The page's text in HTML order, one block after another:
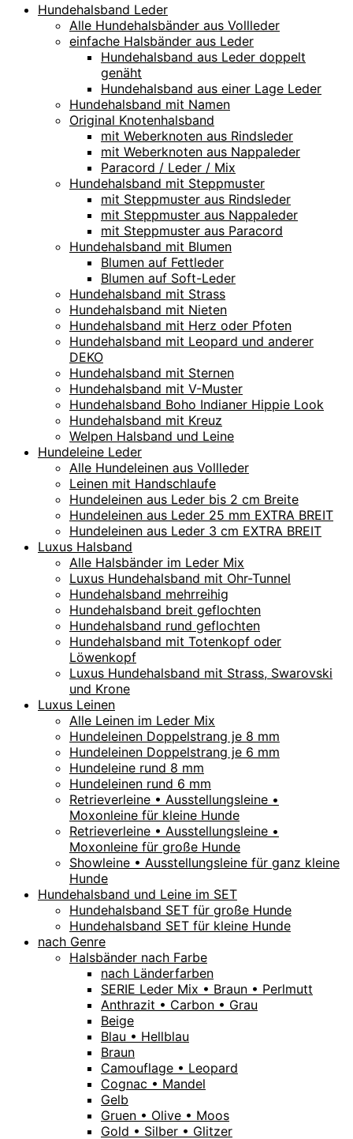
Hundehalsband Leder
Alle Hundehalsbänder aus Vollleder
einfache Halsbänder aus Leder
Hundehalsband aus Leder doppelt
genäht
Hundehalsband aus einer Lage Leder
Hundehalsband mit Namen
Original Knotenhalsband
mit Weberknoten aus Rindsleder
mit Weberknoten aus Nappaleder
Paracord / Leder / Mix
Hundehalsband mit Steppmuster
mit Steppmuster aus Rindsleder
mit Steppmuster aus Nappaleder
mit Steppmuster aus Paracord
Hundehalsband mit Blumen
Blumen auf Fettleder
Blumen auf Soft-Leder
Hundehalsband mit Strass
Hundehalsband mit Nieten
Hundehalsband mit Herz oder Pfoten
Hundehalsband mit Leopard und anderer
DEKO
Hundehalsband mit Sternen
Hundehalsband mit V-Muster
Hundehalsband Boho Indianer Hippie Look
Hundehalsband mit Kreuz
Welpen Halsband und Leine
Hundeleine Leder
Alle Hundeleinen aus Vollleder
Leinen mit Handschlaufe
Hundeleinen aus Leder bis 2 cm Breite
Hundeleinen aus Leder 25 mm EXTRA BREIT
Hundeleinen aus Leder 3 cm EXTRA BREIT
Luxus Halsband
Alle Halsbänder im Leder Mix
Luxus Hundehalsband mit Ohr-Tunnel
Hundehalsband mehrreihig
Hundehalsband breit geflochten
Hundehalsband rund geflochten
Hundehalsband mit Totenkopf oder
Löwenkopf
Luxus Hundehalsband mit Strass, Swarovski
und Krone
Luxus Leinen
Alle Leinen im Leder Mix
Hundeleinen Doppelstrang je 8 mm
Hundeleinen Doppelstrang je 6 mm
Hundeleine rund 8 mm
Hundeleinen rund 6 mm
Retrieverleine • Ausstellungsleine •
Moxonleine für kleine Hunde
Retrieverleine • Ausstellungsleine •
Moxonleine für große Hunde
Showleine • Ausstellungsleine für ganz kleine
Hunde
Hundehalsband und Leine im SET
Hundehalsband SET für große Hunde
Hundehalsband SET für kleine Hunde
nach Genre
Halsbänder nach Farbe
nach Länderfarben
SERIE Leder Mix • Braun • Perlmutt
Anthrazit • Carbon • Grau
Beige
Blau • Hellblau
Braun
Camouflage • Leopard
Cognac • Mandel
Gelb
Gruen • Olive • Moos
Gold • Silber • Glitzer